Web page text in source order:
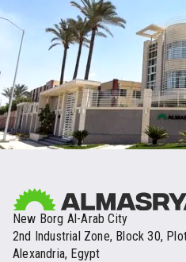
New Borg Al-Arab City
2nd Industrial Zone, Block 30,
Alexandria, Egypt